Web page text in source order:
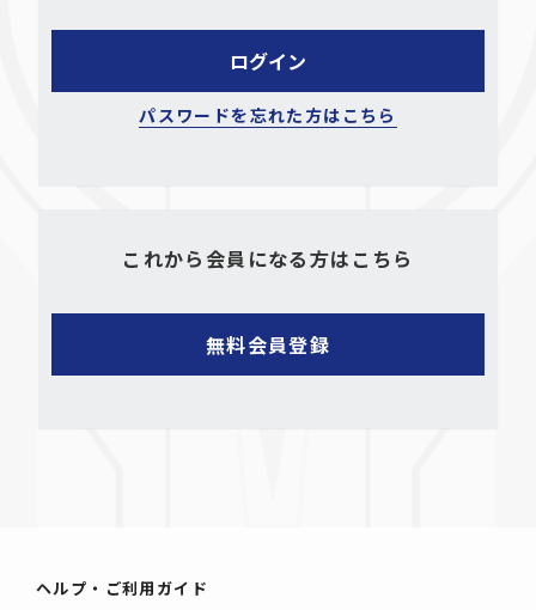
パスワードを忘れた方はこちら
これから会員になる方はこちら
ヘルプ・ご利用ガイド